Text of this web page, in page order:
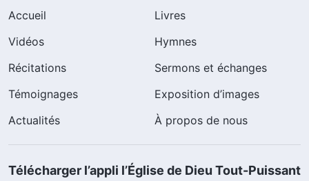
Accueil
Livres
Vidéos
Hymnes
Récitations
Sermons et échanges
Témoignages
Exposition d’images
Actualités
À propos de nous
Télécharger l’appli l’Église de Dieu Tout-Puissant